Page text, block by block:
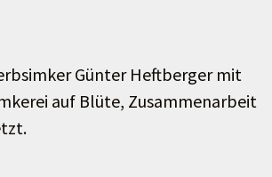
Günter Heftberger mit
auf Blüte, Zusammenarbeit